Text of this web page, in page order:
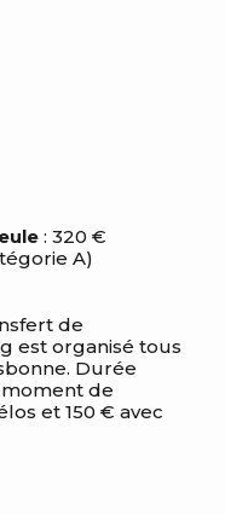
: 320 €
A)
de
est organisé tous
Durée
moment de
et 150 € avec